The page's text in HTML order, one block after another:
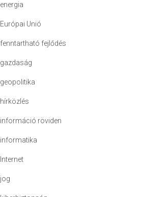
energia
Európai Unió
fenntartható fejlődés
gazdaság
geopolitika
hírközlés
információ röviden
informatika
Internet
jog